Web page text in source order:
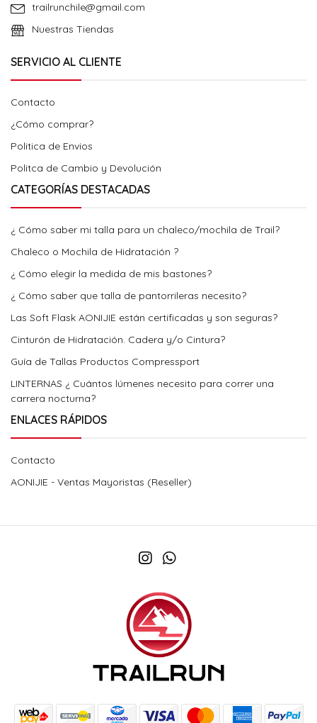
trailrunchile@gmail.com
Nuestras Tiendas
SERVICIO AL CLIENTE
Contacto
¿Cómo comprar?
Politica de Envios
Politca de Cambio y Devolución
CATEGORÍAS DESTACADAS
¿ Cómo saber mi talla para un chaleco/mochila de Trail?
Chaleco o Mochila de Hidratación ?
¿ Cómo elegir la medida de mis bastones?
¿ Cómo saber que talla de pantorrileras necesito?
Las Soft Flask AONIJIE están certificadas y son seguras?
Cinturón de Hidratación. Cadera y/o Cintura?
Guía de Tallas Productos Compressport
LINTERNAS ¿ Cuántos lúmenes necesito para correr una
carrera nocturna?
ENLACES RÁPIDOS
Contacto
AONIJIE - Ventas Mayoristas (Reseller)